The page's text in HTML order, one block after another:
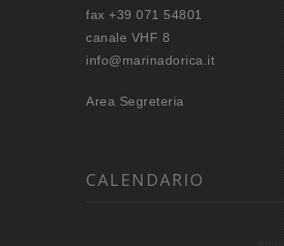
fax +39 071 54801
canale VHF 8
info@marinadorica.it
Area Segreteria
CALENDARIO